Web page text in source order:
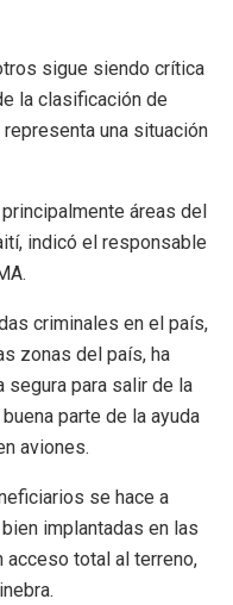
sigue siendo crítica
la clasificación de
una situación
áreas del
indicó el responsable
criminales en el país,
zonas del país, ha
segura para salir de la
parte de la ayuda
aviones.
se hace a
implantadas en las
acceso total al terreno,